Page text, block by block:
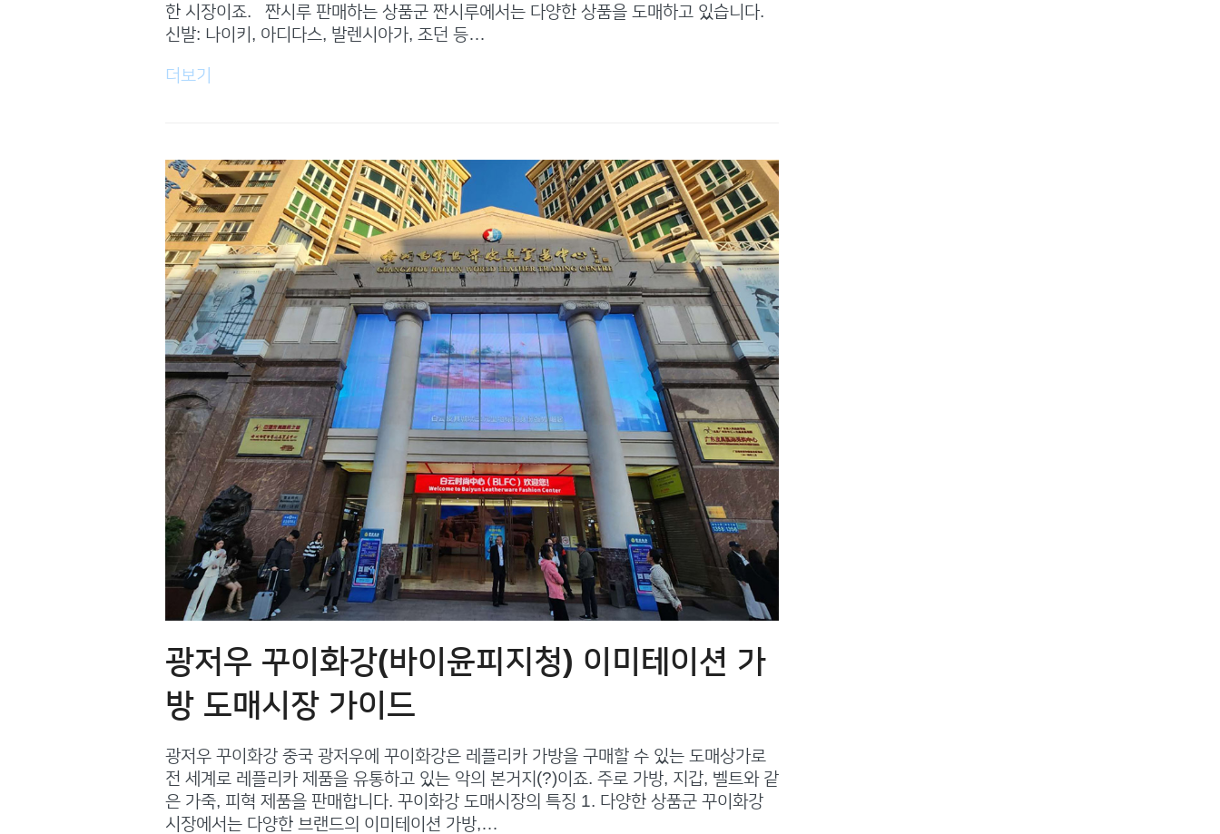
한 시장이죠. 짠시루 판매하는 상품군 짠시루에서는 다양한 상품을 도매하고 있습니다.
신발: 나이키, 아디다스, 발렌시아가, 조던 등…
더보기
광저우 꾸이화강(바이윤피지청) 이미테이션 가
방 도매시장 가이드
광저우 꾸이화강 중국 광저우에 꾸이화강은 레플리카 가방을 구매할 수 있는 도매상가로
전 세계로 레플리카 제품을 유통하고 있는 악의 본거지(?)이죠. 주로 가방, 지갑, 벨트와 같
은 가죽, 피혁 제품을 판매합니다. 꾸이화강 도매시장의 특징 1. 다양한 상품군 꾸이화강
시장에서는 다양한 브랜드의 이미테이션 가방,…